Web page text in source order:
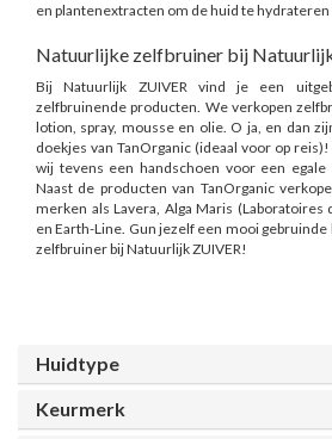
en plantenextracten om de huid te
Natuurlijke zelfbruiner bij
Bij Natuurlijk ZUIVER vind je een
zelfbruinende producten. We verkopen
lotion, spray, mousse en olie. O ja, en dan
doekjes van TanOrganic (ideaal voor op
wij tevens een handschoen voor een egale
Naast de producten van TanOrganic
merken als Lavera, Alga Maris (Laboratoires
en Earth-Line. Gun jezelf een mooi
zelfbruiner bij Natuurlijk ZUIVER!
Huidtype
Keurmerk